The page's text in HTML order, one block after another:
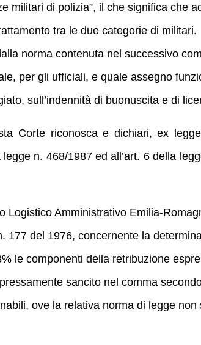
militari di polizia”, il che significa
tra le due categorie di militari.
norma contenuta nel successivo
per gli ufficiali, e quale assegno
sull’indennità di buonuscita e di
Corte riconosca e dichiari, ex
n. 468/1987 ed all’art. 6 della
Logistico Amministrativo Emilia-
177 del 1976, concernente la
le componenti della retribuzione
sancito nel comma
ove la relativa norma di legge